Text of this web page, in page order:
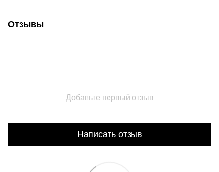
Отзывы
Добавьте первый отзыв
Написать отзыв